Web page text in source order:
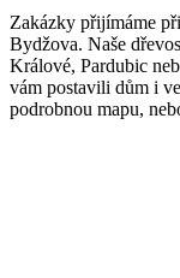
Zakázky přijímáme
Bydžova. Naše
Králové, Pardubic
vám postavili dům i
podrobnou mapu,